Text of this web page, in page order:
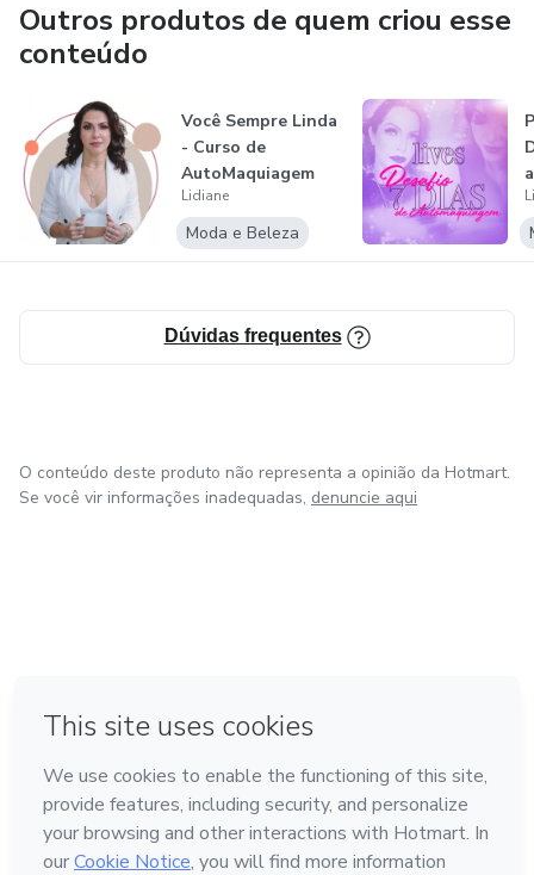
Outros produtos de quem criou esse
conteúdo
Você Sempre Linda
- Curso de
AutoMaquiagem
Lidiane
Moda e Beleza
Dúvidas frequentes
O conteúdo deste produto não representa a opinião da Hotmart.
Se você vir informações inadequadas, denuncie aqui
Feito com ❤ na Cidade do México
Conheça a Hotmart